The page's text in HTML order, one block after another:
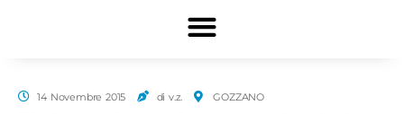
14 Novembre 2015 di v.z. GOZZANO